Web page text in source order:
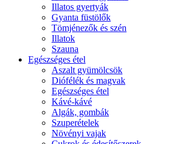
Illatos gyertyák
Gyanta füstölők
Tömjénezők és szén
Illatok
Szauna
Egészséges étel
Aszalt gyümölcsök
Diófélék és magvak
Egészséges étel
Kávé-kávé
Algák, gombák
Szuperételek
Növényi vajak